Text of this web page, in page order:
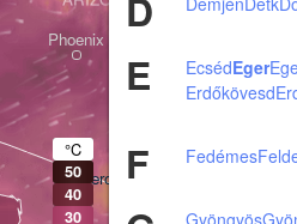
E EcsédEger
Erdőkövesd
F Fedémes
Gyöngyös
Phoenix
Heroica Nogales
°C
50
40
30